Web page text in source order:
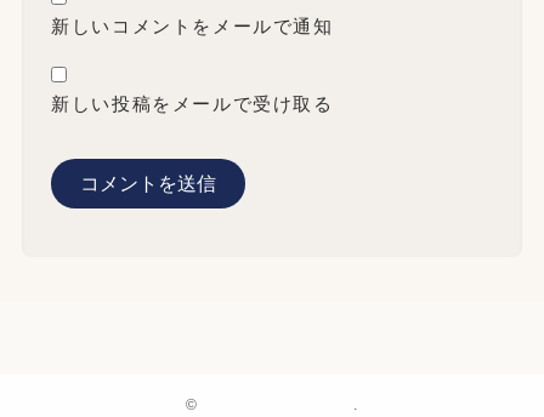
新しいコメントをメールで通知
新しい投稿をメールで受け取る
© .